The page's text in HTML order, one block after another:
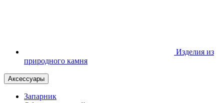
Изделия из
природного камня
Аксессуары
Запарник